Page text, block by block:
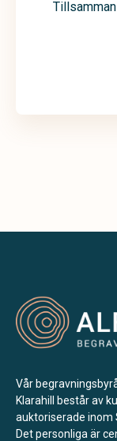
Vår
Klarahill består av
auktoriserade inom
Det personliga är